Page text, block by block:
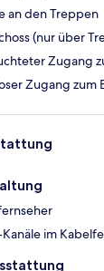
an den Treppen
(nur über
Zugang
Zugang zum
im